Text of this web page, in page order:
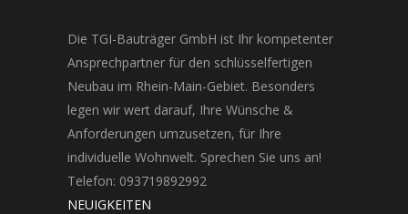
Die TGI-Bauträger GmbH ist Ihr kompetenter
Ansprechpartner für den schlüsselfertigen
Neubau im Rhein-Main-Gebiet. Besonders
legen wir wert darauf, Ihre Wünsche &
Anforderungen umzusetzen, für Ihre
individuelle Wohnwelt. Sprechen Sie uns an!
Telefon: 093719892992
NEUIGKEITEN